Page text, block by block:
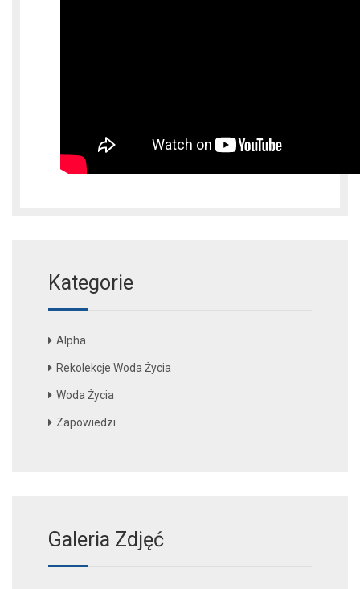
Kategorie
Alpha
Rekolekcje Woda Życia
Woda Życia
Zapowiedzi
Galeria Zdjęć